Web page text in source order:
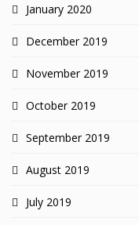
January 2020
December 2019
November 2019
October 2019
September 2019
August 2019
July 2019